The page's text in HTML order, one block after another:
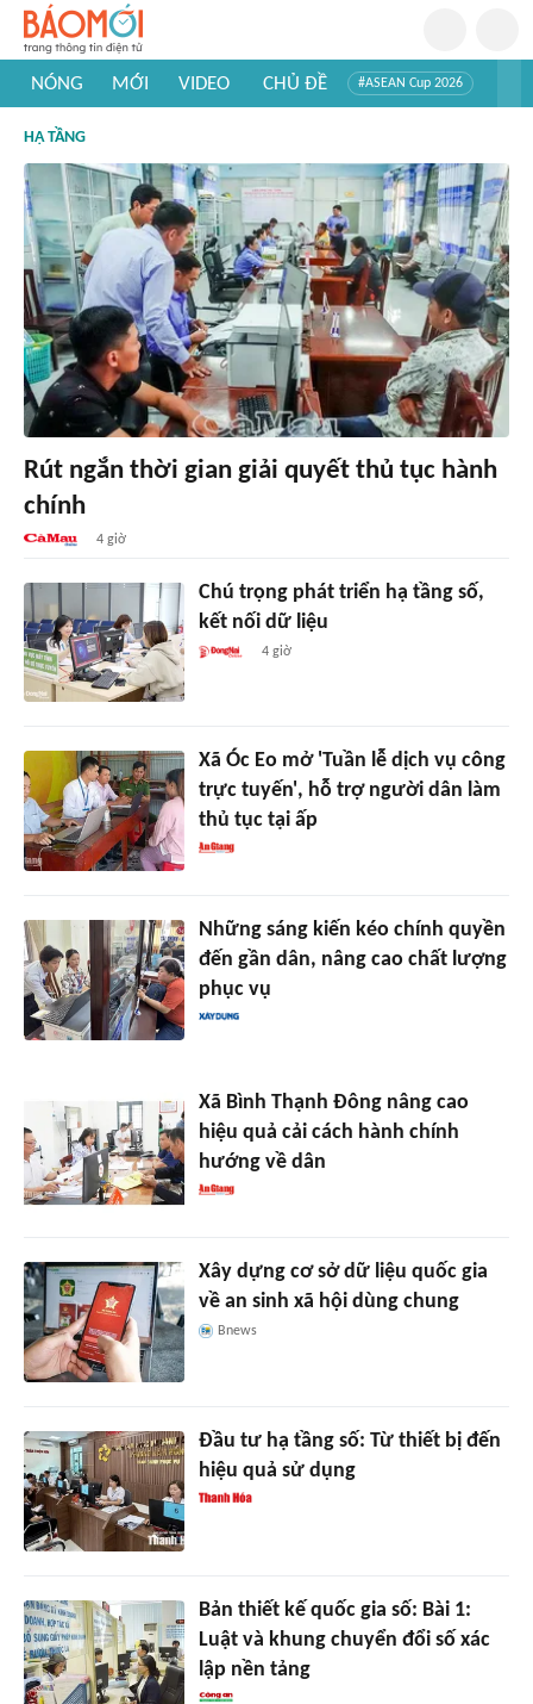
NÓNG MỚI VIDEO CHỦ ĐỀ #ASEAN Cup 2026
#Khám phá thế giới
HẠ TẦNG
Rút ngắn thời gian giải quyết thủ tục hành
chính
4 giờ
Chú trọng phát triển hạ tầng số,
kết nối dữ liệu
4 giờ
Xã Óc Eo mở 'Tuần lễ dịch vụ công
trực tuyến', hỗ trợ người dân làm
thủ tục tại ấp
Những sáng kiến kéo chính quyền
đến gần dân, nâng cao chất lượng
phục vụ
Xã Bình Thạnh Đông nâng cao
hiệu quả cải cách hành chính
hướng về dân
Xây dựng cơ sở dữ liệu quốc gia
về an sinh xã hội dùng chung
Bnews
Đầu tư hạ tầng số: Từ thiết bị đến
hiệu quả sử dụng
Bản thiết kế quốc gia số: Bài 1:
Luật và khung chuyển đổi số xác
lập nền tảng